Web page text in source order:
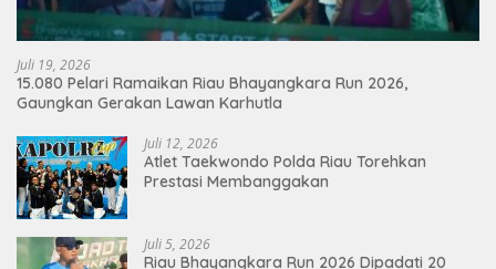
Juli 19, 2026
15.080 Pelari Ramaikan Riau Bhayangkara Run 2026,
Gaungkan Gerakan Lawan Karhutla
Juli 12, 2026
Atlet Taekwondo Polda Riau Torehkan
Prestasi Membanggakan
Juli 5, 2026
Riau Bhayangkara Run 2026 Dipadati 20